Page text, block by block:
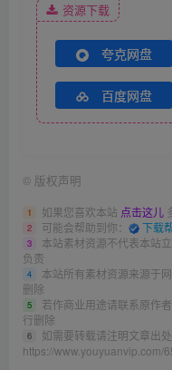
资源下载
夸克网盘
百度网盘
© 版权声明
1 如果您喜欢本站 点击这儿
2 可能会帮助到你： 下载
3
本站素材资源不代表本站
负责
4
本站所有素材资源来源于
删除
5 若作商业用途请联系原作
行删除
6
如需要转载请注明文章出处
https://www.youyuanvip.com/